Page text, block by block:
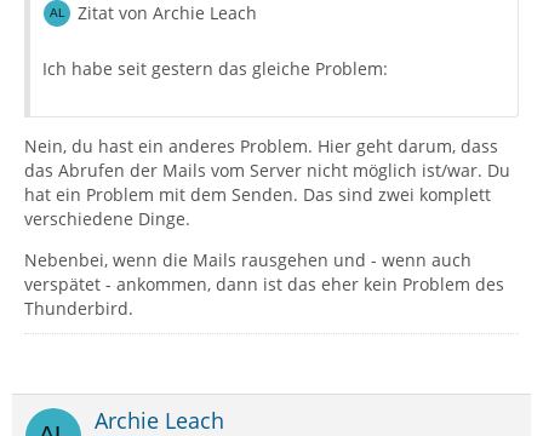
Zitat von Archie Leach
Ich habe seit gestern das gleiche Problem:
Nein, du hast ein anderes Problem. Hier geht darum, dass
das Abrufen der Mails vom Server nicht möglich ist/war. Du
hat ein Problem mit dem Senden. Das sind zwei komplett
verschiedene Dinge.
Nebenbei, wenn die Mails rausgehen und - wenn auch
verspätet - ankommen, dann ist das eher kein Problem des
Thunderbird.
Archie Leach